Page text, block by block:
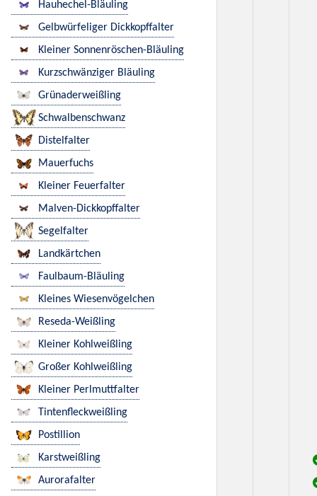
Hauhechel-Bläuling
Gelbwürfeliger Dickkopffalter
Kleiner Sonnenröschen-Bläuling
Kurzschwänziger Bläuling
Grünaderweißling
Schwalbenschwanz
Distelfalter
Mauerfuchs
Kleiner Feuerfalter
Malven-Dickkopffalter
Segelfalter
Landkärtchen
Faulbaum-Bläuling
Kleines Wiesenvögelchen
Reseda-Weißling
Kleiner Kohlweißling
Großer Kohlweißling
Kleiner Perlmuttfalter
Tintenfleckweißling
Postillion
Karstweißling
Aurorafalter